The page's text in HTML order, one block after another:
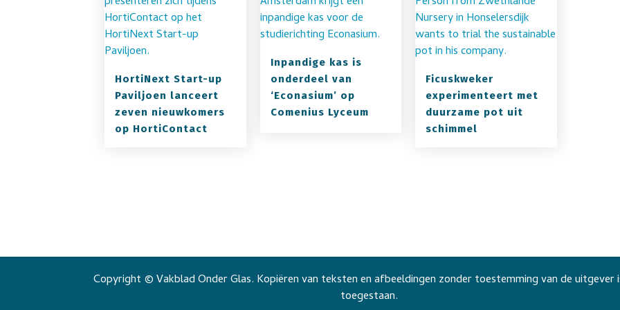
HortiNext Start-up
Paviljoen lanceert
zeven nieuwkomers
op HortiContact
Inpandige kas is
onderdeel van
‘Econasium’ op
Comenius Lyceum
Ficuskweker
experimenteert met
duurzame pot uit
schimmel
Copyright © Vakblad Onder Glas. Kopiëren van teksten en afbeeldingen zonder toestemming van de uitgever
toegestaan.